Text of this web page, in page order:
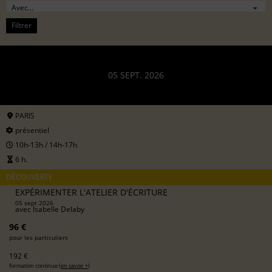
Filtrer
05 SEPT. 2026
PARIS
présentiel
10h-13h / 14h-17h
6 h.
DÉCOUVERTE
EXPÉRIMENTER L'ATELIER D'ÉCRITURE
05 sept 2026
avecIsabelle Delaby
96 €
pour les particuliers
192 €
formation continue (en savoir +)